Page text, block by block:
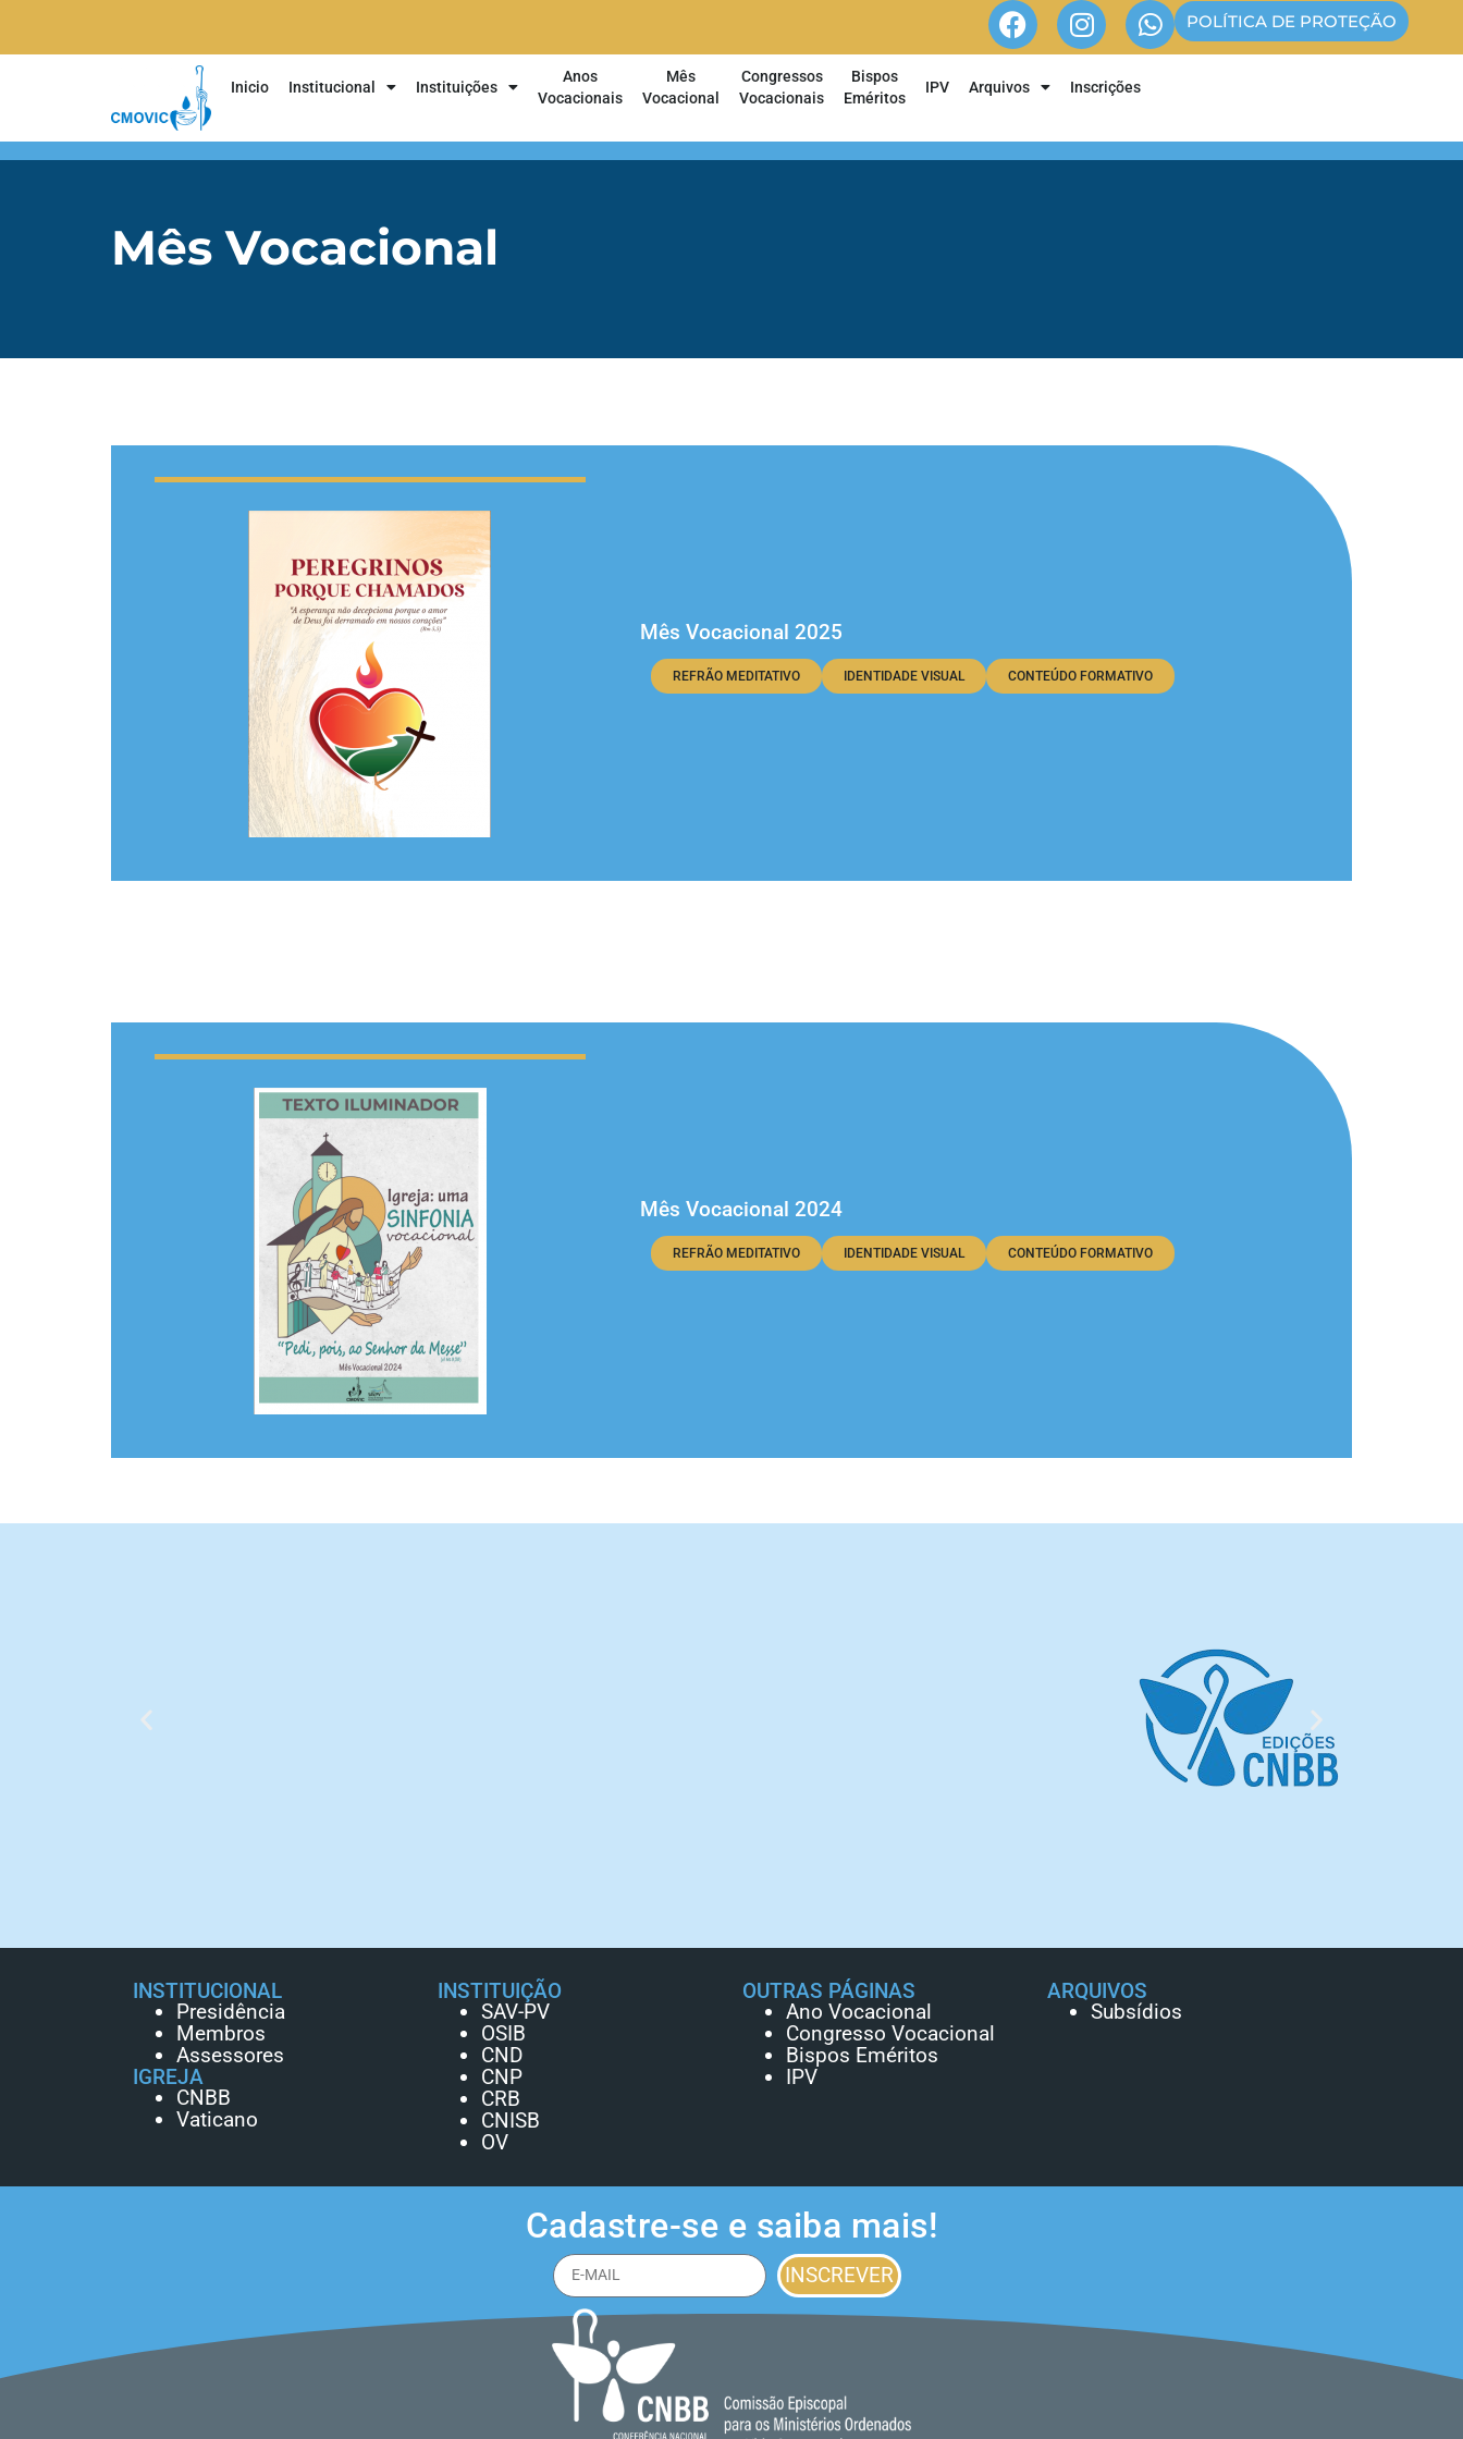
POLÍTICA DE PROTEÇÃO
Inicio Institucional Instituições
Anos
Vocacionais
Mês
Vocacional
Congressos
Vocacionais
Bispos
Eméritos
IPV Arquivos Inscrições
Mês Vocacional
Mês Vocacional 2025
REFRÃO MEDITATIVO IDENTIDADE VISUAL CONTEÚDO FORMATIVO
Mês Vocacional 2024
REFRÃO MEDITATIVO IDENTIDADE VISUAL CONTEÚDO FORMATIVO
INSTITUCIONAL
Presidência
Membros
Assessores
IGREJA
CNBB
Vaticano
INSTITUIÇÃO
SAV-PV
OSIB
CND
CNP
CRB
CNISB
OV
OUTRAS PÁGINAS
Ano Vocacional
Congresso Vocacional
Bispos Eméritos
IPV
ARQUIVOS
Subsídios
Cadastre-se e saiba mais!
INSCREVER